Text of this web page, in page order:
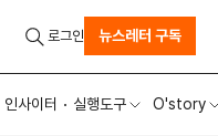
인사이터 실행도구 O'story
로그인 뉴스레터 구독